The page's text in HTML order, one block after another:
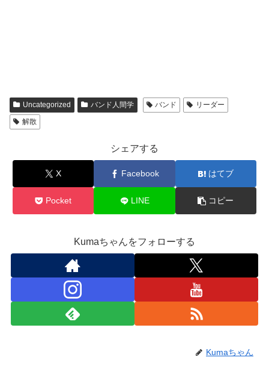
Uncategorized バンド人間学 バンド
リーダー
解散
シェアする
X Facebook はてブ
Pocket LINE コピー
Kumaちゃんをフォローする
Kumaちゃん